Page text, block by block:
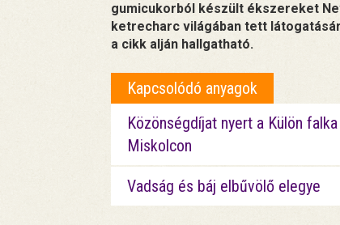
gumicukorból készült ékszereket
ketrecharc világában tett
a cikk alján hallgatható.
Kapcsolódó anyagok
Közönségdíjat nyert a Külön falka
Miskolcon
Vadság és báj elbűvölő elegye